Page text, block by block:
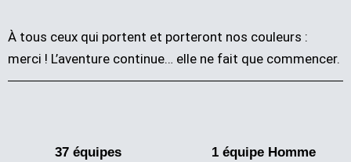
À tous ceux qui portent et porteront nos couleurs :
merci ! L’aventure continue… elle ne fait que commencer.
37 équipes 1 équipe Homme